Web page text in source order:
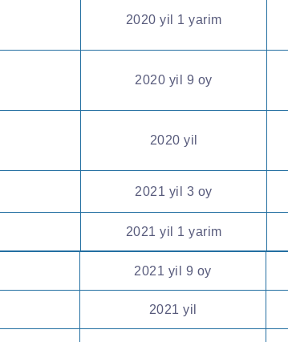
2020 yil 1 yarim
2020 yil 9 oy
2020 yil
2021 yil 3 oy
2021 yil 1 yarim
2021 yil 9 oy
2021 yil